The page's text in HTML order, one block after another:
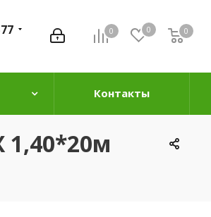
0 0 0
0
Контакты
1,40*20м